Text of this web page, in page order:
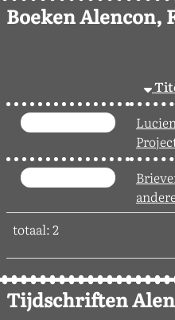
Boeken Alencon,
totaal: 2
Tijdschriften